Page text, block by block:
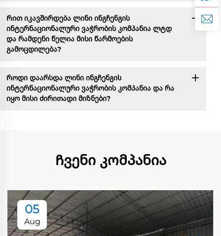
Რით იკავშირდება ლინი ინგჩენგის
ინტერნაციონალური ვაჭრობის კომპანია ლტდ
და რამდენი წელია მისი წარმოების
გამოცდილება?
Როდი დაარსდა ლინი ინგჩენგის
ინტერნაციონალური ვაჭრობის კომპანია და რა
იყო მისი ძირითადი მიზნები?
Ჩვენი კომპანია
05
Aug